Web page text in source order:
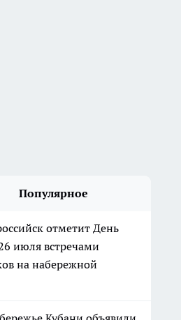
Популярное
отметит День
июля встречами
на набережной